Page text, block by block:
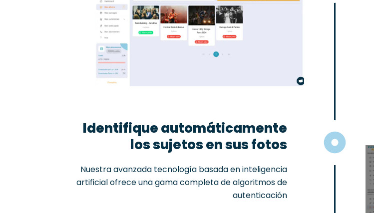
Identifique automáticamente
los sujetos en sus fotos
Nuestra avanzada tecnología basada en inteligencia
artificial ofrece una gama completa de algoritmos de
autenticación